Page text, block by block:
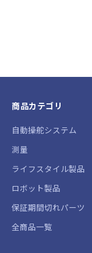
商品カテゴリ
自動操舵システム
測量
ライフスタイル製品
ロボット製品
保証期間切れパーツ
全商品一覧